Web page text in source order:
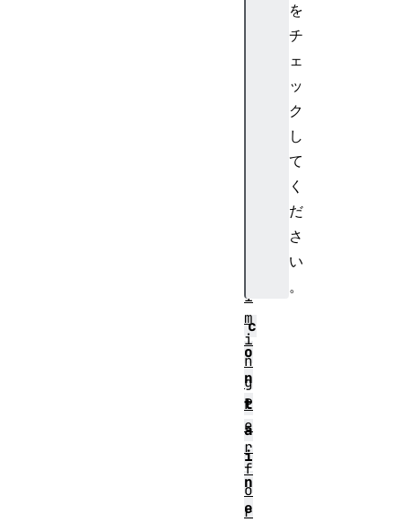
を
チ
ェ
ッ
ク
し
て
く
だ
さ
い
。
c
o
n
t
a
i
n
e
i
m
i
n
g
P
e
r
f
o
r